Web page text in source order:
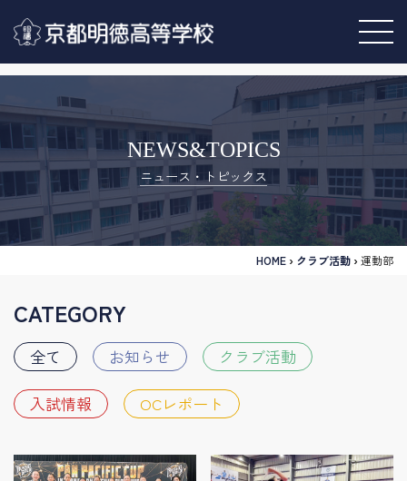
NEWS&TOPICS
ニュース・トピックス
HOME › クラブ活動 ›運動部
CATEGORY
全て お知らせ クラブ活動
入試情報 OCレポート